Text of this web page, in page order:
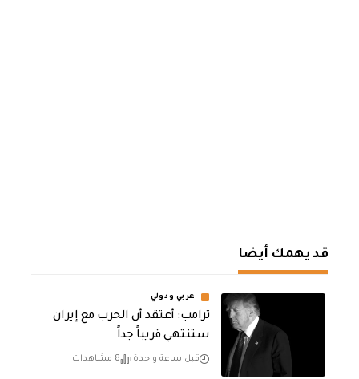
قد يهمك أيضا
عربي ودولي
‏ترامب: أعتقد أن الحرب مع إيران
ستنتهي قريباً جداً
قبل ساعة واحدة 8 مشاهدات